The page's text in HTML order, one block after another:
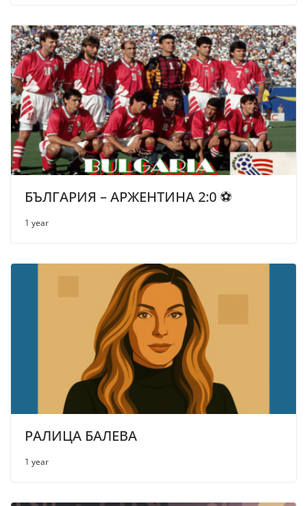
БЪЛГАРИЯ – АРЖЕНТИНА 2:0 ⚽
1 year
РАЛИЦА БАЛЕВА
1 year